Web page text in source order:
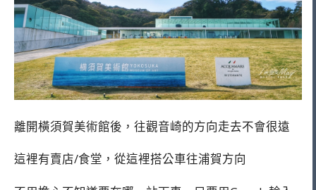
離開橫須賀美術館後，往觀音崎的方向走去不會很遠
這裡有賣店/食堂，從這裡搭公車往浦賀方向